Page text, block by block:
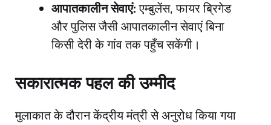
आपातकालीन सेवाएं:एम्बुलेंस, फायर ब्रिगेड
और पुलिस जैसी आपातकालीन सेवाएं बिना
किसी देरी के गांव तक पहुँच सकेंगी।
​सकारात्मक पहल की उम्मीद
​मुलाकात के दौरान केंद्रीय मंत्री से अनुरोध किया गया